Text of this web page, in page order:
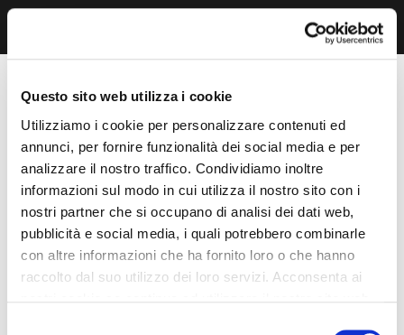
Questo sito web utilizza i cookie
Utilizziamo i cookie per personalizzare contenuti ed
annunci, per fornire funzionalità dei social media e per
analizzare il nostro traffico. Condividiamo inoltre
informazioni sul modo in cui utilizza il nostro sito con i
nostri partner che si occupano di analisi dei dati web,
pubblicità e social media, i quali potrebbero combinarle
con altre informazioni che ha fornito loro o che hanno
raccolto dal suo utilizzo dei loro servizi. Acconsenta ai